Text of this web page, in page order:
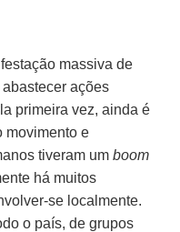
massiva de
ações
primeira vez, ainda é
movimento e
tiveram umboom
há muitos
se localmente.
o país, de grupos